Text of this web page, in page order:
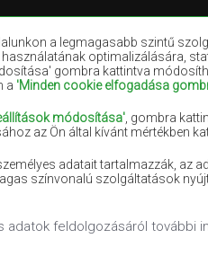
a legmagasabb szintű
optimalizálására,
gombra kattintva
a 'Minden cookie elfogadása
módosítása' , gombra
az Ön által kívánt mértékben
adatait tartalmazzák, az
színvonalú szolgáltatások
adatok feldolgozásáról további
Fehér szőnyegek
Piros szőnyegek
Krémszínű szőnyegek
Narancssárga szőnyegek